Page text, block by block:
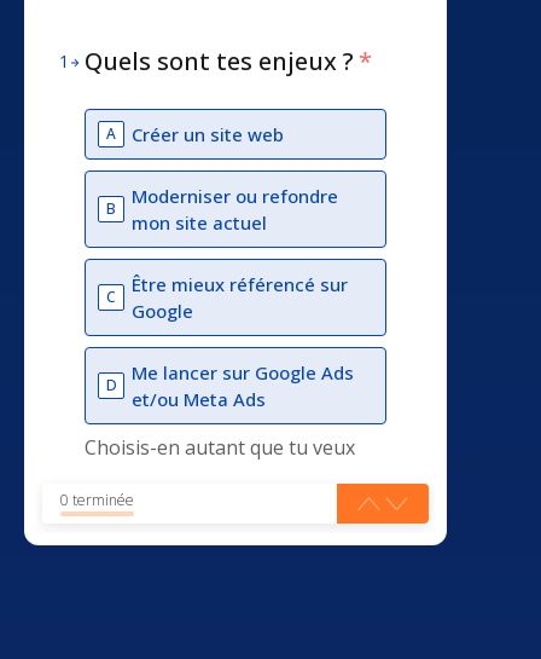
1 Quels sont tes enjeux ? *
A Créer un site web
B
Moderniser ou refondre
mon site actuel
C
Être mieux référencé sur
Google
D
Me lancer sur Google Ads
et/ou Meta Ads
Choisis-en autant que tu veux
0 terminée